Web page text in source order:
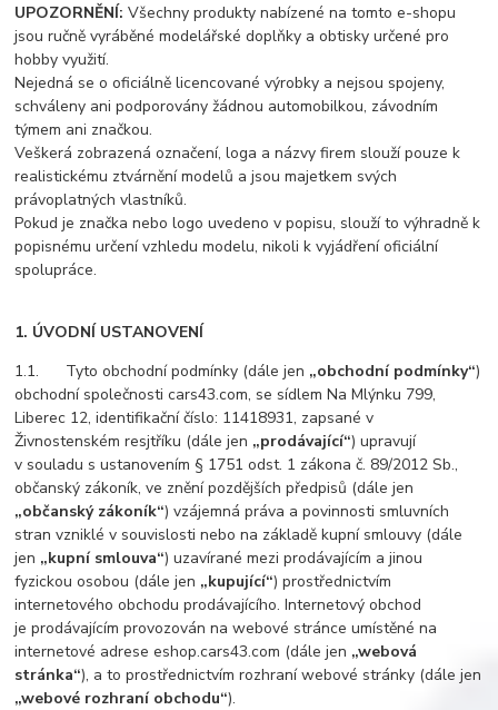
UPOZORNĚNÍ:Všechny produkty nabízené na tomto e-shopu
jsou ručně vyráběné modelářské doplňky a obtisky určené pro
hobby využití.
Nejedná se o oficiálně licencované výrobky a nejsou spojeny,
schváleny ani podporovány žádnou automobilkou, závodním
týmem ani značkou.
Veškerá zobrazená označení, loga a názvy firem slouží pouze k
realistickému ztvárnění modelů a jsou majetkem svých
právoplatných vlastníků.
Pokud je značka nebo logo uvedeno v popisu, slouží to výhradně k
popisnému určení vzhledu modelu, nikoli k vyjádření oficiální
spolupráce.
1. ÚVODNÍ USTANOVENÍ
1.1. Tyto obchodní podmínky (dále jen „obchodní podmínky“)
obchodní společnosti cars43.com, se sídlem Na Mlýnku 799,
Liberec 12, identifikační číslo: 11418931, zapsané v
Živnostenském resjtříku (dále jen „prodávající“) upravují
v souladu s ustanovením § 1751 odst. 1 zákona č. 89/2012 Sb.,
občanský zákoník, ve znění pozdějších předpisů (dále jen
„občanský zákoník“) vzájemná práva a povinnosti smluvních
stran vzniklé v souvislosti nebo na základě kupní smlouvy (dále
jen „kupní smlouva“) uzavírané mezi prodávajícím a jinou
fyzickou osobou (dále jen „kupující“) prostřednictvím
internetového obchodu prodávajícího. Internetový obchod
je prodávajícím provozován na webové stránce umístěné na
internetové adrese eshop.cars43.com (dále jen „webová
stránka“), a to prostřednictvím rozhraní webové stránky (dále jen
„webové rozhraní obchodu“).